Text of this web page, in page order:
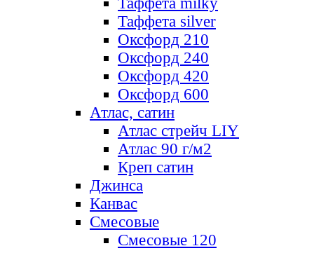
Таффета silver
Оксфорд 210
Оксфорд 240
Оксфорд 420
Оксфорд 600
Атлас, сатин
Атлас стрейч LIY
Атлас 90 г/м2
Креп сатин
Джинса
Канвас
Смесовые
Смесовые 120